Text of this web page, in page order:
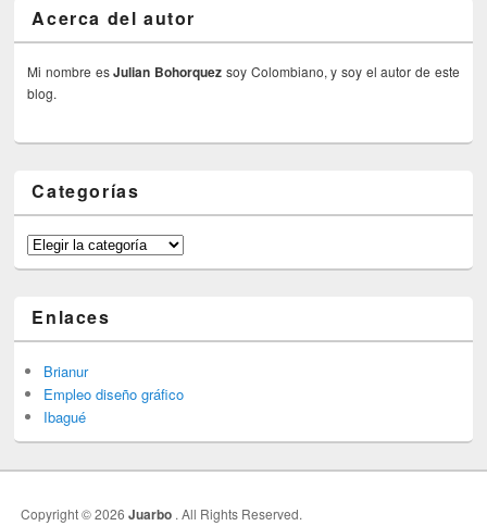
Acerca del autor
Mi nombre esJulian Bohorquez soy Colombiano, y soy el autor de este
blog.
Categorías
Categorías
Enlaces
Brianur
Empleo diseño gráfico
Ibagué
Copyright © 2026Juarbo . All Rights Reserved.